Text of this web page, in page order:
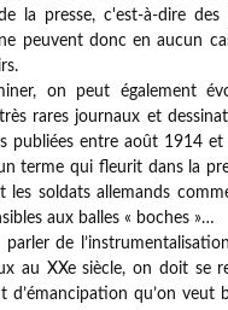
la presse, c'est-à-dire
peuvent donc en aucun
on peut également
rares journaux et
publiées entre août 1914
terme qui fleurit dans la
les soldats allemands
aux balles « boches »…
parler de
au XXe siècle, on doit se
d’émancipation qu’on veut